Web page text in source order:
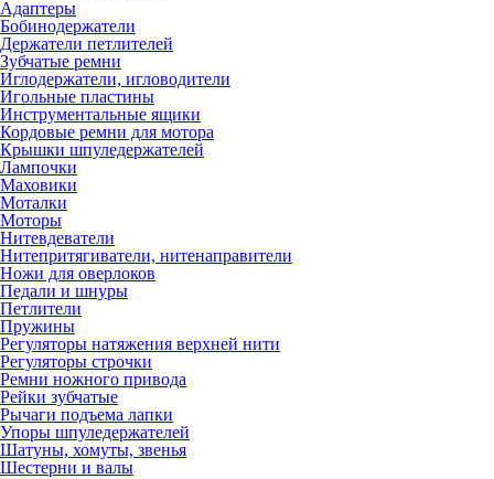
Адаптеры
Бобинодержатели
Держатели петлителей
Зубчатые ремни
Иглодержатели, игловодители
Игольные пластины
Инструментальные ящики
Кордовые ремни для мотора
Крышки шпуледержателей
Лампочки
Маховики
Моталки
Моторы
Нитевдеватели
Нитепритягиватели, нитенаправители
Ножи для оверлоков
Педали и шнуры
Петлители
Пружины
Регуляторы натяжения верхней нити
Регуляторы строчки
Ремни ножного привода
Рейки зубчатые
Рычаги подъема лапки
Упоры шпуледержателей
Шатуны, хомуты, звенья
Шестерни и валы